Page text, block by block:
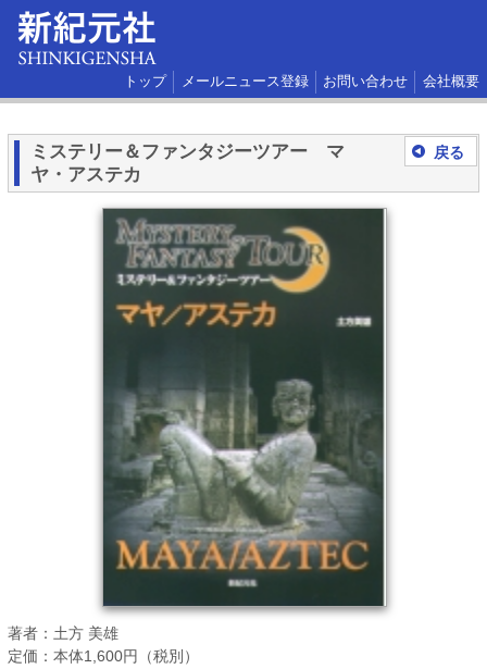
トップ メールニュース登録 お問い合わせ 会社概要
戻る
ミステリー＆ファンタジーツアー マ
ヤ・アステカ
著者：土方 美雄
定価：本体1,600円（税別）